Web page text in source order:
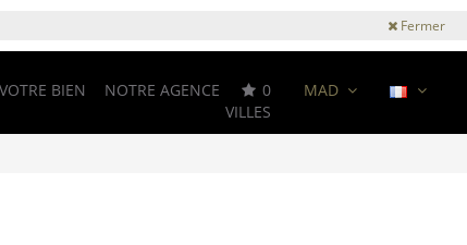
Fermer
MAD
0
NOTRE AGENCE
BIEN
VILLES